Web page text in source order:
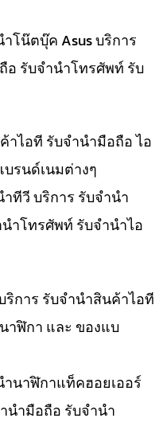
โน๊ตบุ๊ค Asus บริการ
อ รับจำนำโทรศัพท์ รับ
าไอที รับจำนำมือถือ ไอ
รนด์เนมต่างๆ
ทีวี บริการ รับจำนำ
ำโทรศัพท์ รับจำนำไอ
การ รับจำนำสินค้าไอที
าฬิกา และ ของแบ
นาฬิกาแท็คฮอยเออร์
นำมือถือ รับจำนำ